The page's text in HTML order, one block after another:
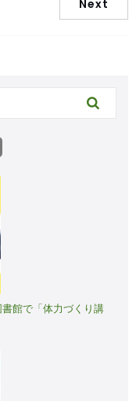
Next
館で「体力づくり講